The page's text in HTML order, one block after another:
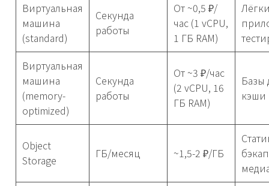
Виртуальная
машина
(standard)
Секунда
работы
От ~0,5 ₽/
час (1 vCPU,
1 ГБ RAM)
Виртуальная
машина
(memory-
optimized)
Секунда
работы
От ~3 ₽/час
(2 vCPU, 16
ГБ RAM)
Базы
кэши
Object
Storage
ГБ/месяц ~1,5-2 ₽/ГБ